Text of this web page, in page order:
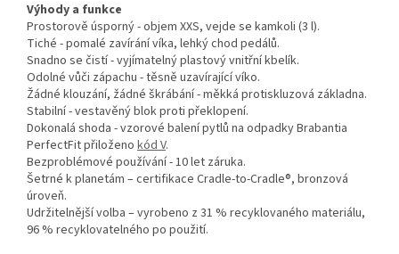
Výhody a funkce
Prostorově úsporný - objem XXS, vejde se kamkoli (3 l).
Tiché - pomalé zavírání víka, lehký chod pedálů.
Snadno se čistí - vyjímatelný plastový vnitřní kbelík.
Odolné vůči zápachu - těsně uzavírající víko.
Žádné klouzání, žádné škrábání - měkká protiskluzová základna.
Stabilní - vestavěný blok proti překlopení.
Dokonalá shoda - vzorové balení pytlů na odpadky Brabantia
PerfectFit přiloženo kód V.
Bezproblémové používání - 10 let záruka.
Šetrné k planetám – certifikace Cradle-to-Cradle®, bronzová
úroveň.
Udržitelnější volba – vyrobeno z 31 % recyklovaného materiálu,
96 % recyklovatelného po použití.